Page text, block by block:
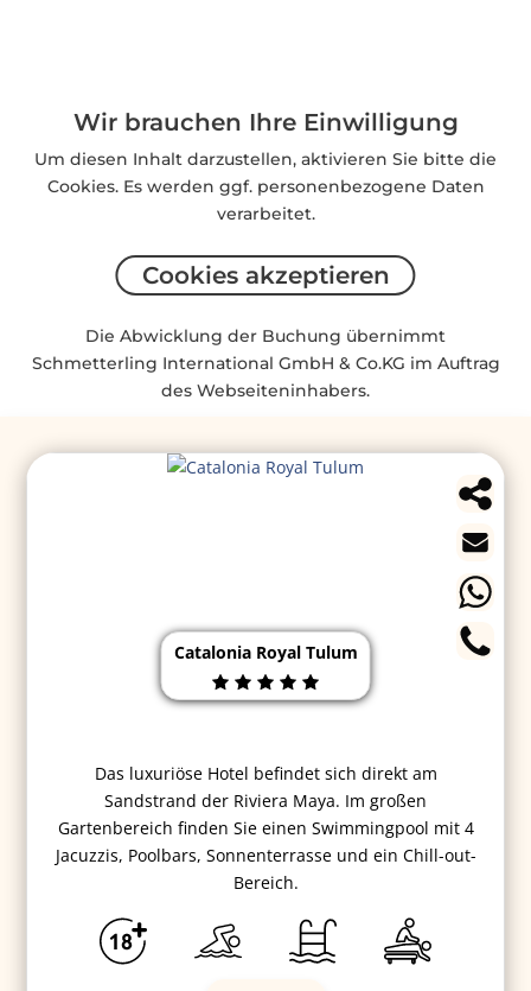
Wir brauchen Ihre Einwilligung
Um diesen Inhalt darzustellen, aktivieren Sie bitte die
Cookies. Es werden ggf. personenbezogene Daten
verarbeitet.
Cookies akzeptieren
Die Abwicklung der Buchung übernimmt
Schmetterling International GmbH & Co.KG im Auftrag
des Webseiteninhabers.
Catalonia Royal Tulum
Das luxuriöse Hotel befindet sich direkt am
Sandstrand der Riviera Maya. Im großen
Gartenbereich finden Sie einen Swimmingpool mit 4
Jacuzzis, Poolbars, Sonnenterrasse und ein Chill-out-
Bereich.